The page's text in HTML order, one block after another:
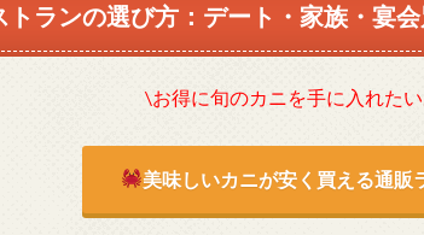
トランの選び方：デート・家族・宴
\お得に旬のカニを手に入れた
美味しいカニが安く買える通販